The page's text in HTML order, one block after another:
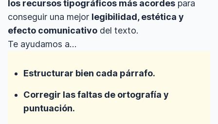
los recursos tipográficos más acordes para
conseguir una mejor legibilidad, estética y
efecto comunicativo del texto.
Te ayudamos a…
Estructurar bien cada párrafo.
Corregir las faltas de ortografía y
puntuación.